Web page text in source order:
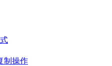
制操作